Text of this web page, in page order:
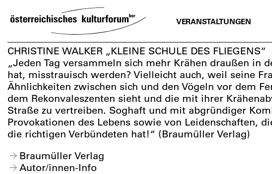
TO
CONTENT
VERANSTALTUNGEN
CHRISTINE WALKER „KLEINE SCHULE DES FLIEGENS“
„Jeden Tag versammeln sich mehr Krähen draußen in
hat, misstrauisch werden? Vielleicht auch, weil seine
Ähnlichkeiten zwischen sich und den Vögeln vor dem
dem Rekonvaleszenten sieht und die mit ihrer
Straße zu vertreiben. Soghaft und mit abgründiger
Provokationen des Lebens sowie von Leidenschaften,
die richtigen Verbündeten hat!“ (Braumüller Verlag)
Braumüller Verlag
Autor/innen-Info